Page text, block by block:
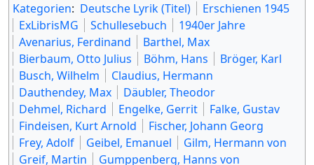
Kategorien: Deutsche Lyrik (Titel)
Erschienen 1945
ExLibrisMG
Schullesebuch
1940er Jahre
Avenarius, Ferdinand
Barthel, Max
Bierbaum, Otto Julius
Böhm, Hans
Bröger, Karl
Busch, Wilhelm
Claudius, Hermann
Dauthendey, Max
Däubler, Theodor
Dehmel, Richard
Engelke, Gerrit
Falke, Gustav
Findeisen, Kurt Arnold
Fischer, Johann Georg
Frey, Adolf
Geibel, Emanuel
Gilm, Hermann von
Greif, Martin
Gumppenberg, Hanns von